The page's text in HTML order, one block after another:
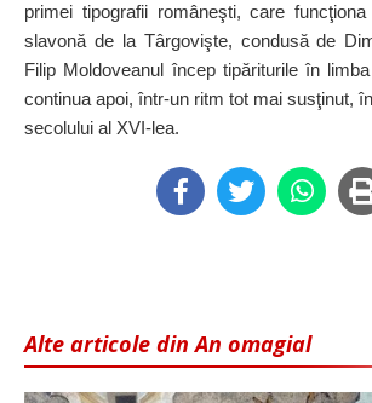
primei tipografii româneşti, care
slavonă de la Târgovişte, condusă de
Filip Moldoveanul încep tipăriturile în
continua apoi, într‑un ritm tot mai susţinut,
secolului al XVI‑lea.
Alte articole din An omagial